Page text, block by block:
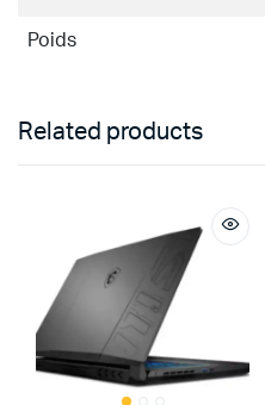
Poids
Related products